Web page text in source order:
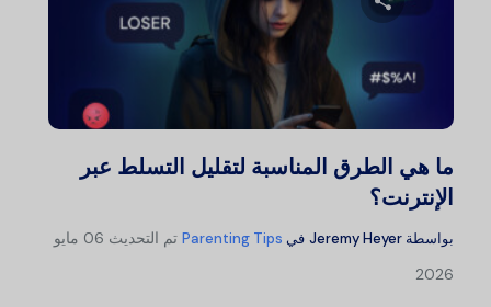
شارك هذا المقال
ما هي الطرق المناسبة لتقليل التسلط عبر
الإنترنت؟
بواسطة Jeremy Heyer في Parenting Tips تم التحديث
06 مايو
2026